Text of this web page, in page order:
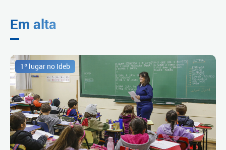
Em alta
1º lugar no Ideb